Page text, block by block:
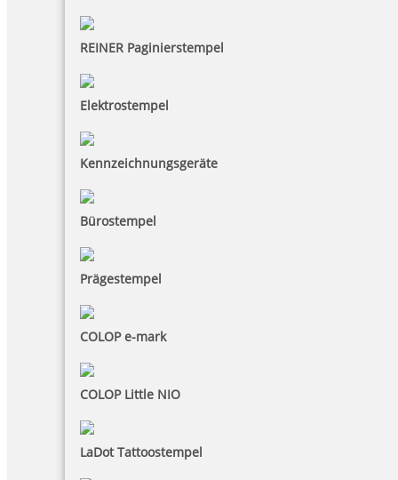
REINER Paginierstempel
Elektrostempel
Kennzeichnungsgeräte
Bürostempel
Prägestempel
COLOP e-mark
COLOP Little NIO
LaDot Tattoostempel